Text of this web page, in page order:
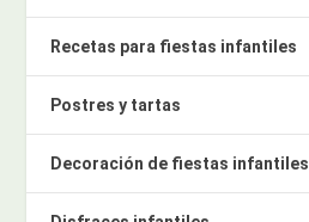
Recetas para fiestas infantiles
Postres y tartas
Decoración de fiestas infantiles